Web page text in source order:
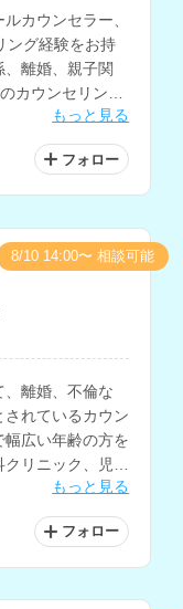
カウンセラー、
ング経験をお持
離婚、親子関
カウンセリング
もっと見る
フォロー
離婚、不倫な
れているカウン
広い年齢の方を
リニック、児童
相談経験をお持
もっと見る
フォロー
8/10 14:00〜 相談可能